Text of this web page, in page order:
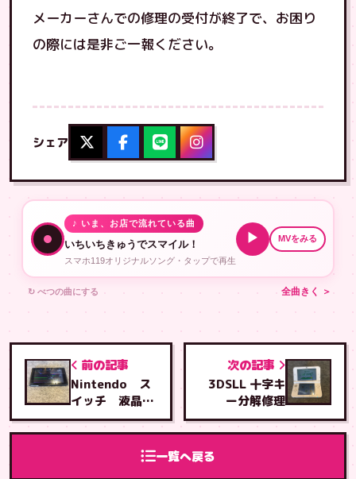
メーカーさんでの修理の受付が終了で、お困り
の際には是非ご一報ください。
シェア
♪ いま、お店で流れている曲
いちいちきゅうでスマイル！
スマホ119オリジナルソング・タップで再生
▶ MVをみる
↻ べつの曲にする 全曲きく ＞
前の記事
Nintendo ス
イッチ 液晶交
換修理
一覧へ戻る
次の記事
3DSLL 十字キ
ー分解修理